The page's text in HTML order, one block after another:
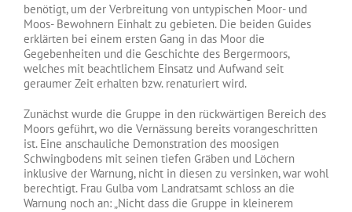
benötigt, um der Verbreitung von untypischen Moor- und
Moos- Bewohnern Einhalt zu gebieten. Die beiden Guides
erklärten bei einem ersten Gang in das Moor die
Gegebenheiten und die Geschichte des Bergermoors,
welches mit beachtlichem Einsatz und Aufwand seit
geraumer Zeit erhalten bzw. renaturiert wird.
Zunächst wurde die Gruppe in den rückwärtigen Bereich des
Moors geführt, wo die Vernässung bereits vorangeschritten
ist. Eine anschauliche Demonstration des moosigen
Schwingbodens mit seinen tiefen Gräben und Löchern
inklusive der Warnung, nicht in diesen zu versinken, war wohl
berechtigt. Frau Gulba vom Landratsamt schloss an die
Warnung noch an: „Nicht dass die Gruppe in kleinerem